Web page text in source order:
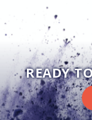
READY